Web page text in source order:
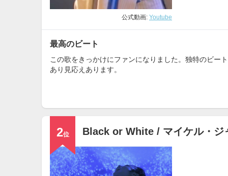
公式動画: Youtube
最高のビート
この歌をきっかけにファンになりました。独特のビー
あり見応えあります。
2位 Black or White / マイケル・